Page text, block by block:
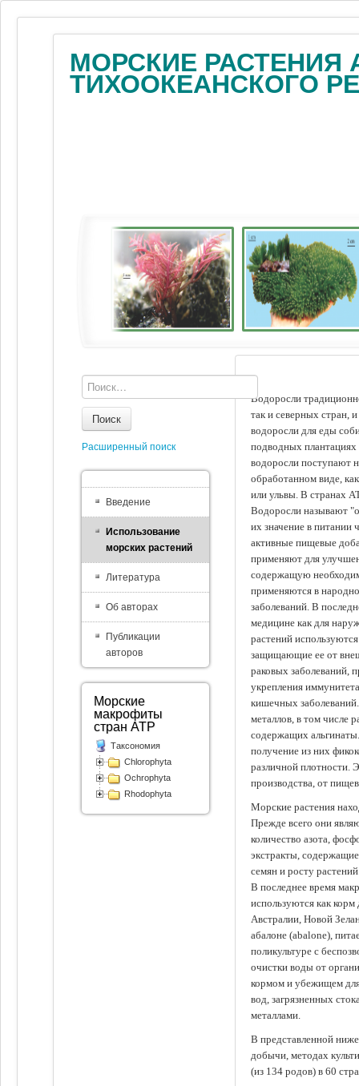
МОРСКИЕ РАСТЕНИЯ
ТИХООКЕАНСКОГО
Водоросли
так и северных стран,
водоросли для еды
подводных
водоросли поступают
обработанном виде,
или ульвы. В странах
Водоросли называют
их значение в питании
активные пищевые
применяют для
содержащую
применяются в
заболеваний. В
медицине как для
растений
защищающие ее от
раковых заболеваний,
укрепления
кишечных
металлов, в том числе
содержащих
получение из них
различной плотности.
производства, от
Морские растения
Прежде всего они
количество азота,
экстракты,
семян и росту
В последнее время
используются как
Австралии, Новой
абалоне (abalone),
поликультуре с
очистки воды от
кормом и убежищем
вод, загрязненных
металлами.
В представленной
добычи, методах
(из 134 родов) в 60
Поиск
Расширенный поиск
Введение
Использование
морских растений
Литература
Об авторах
Публикации
авторов
Морские
макрофиты
стран АТР
Таксономия
Chlorophyta
Ochrophyta
Rhodophyta